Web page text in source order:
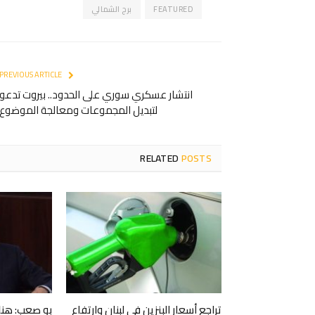
FEATURED برج الشمالي
انتشار عسكري سوري على الحدود.. بيروت تدعو
لتبديل المجموعات ومعالجة الموضوع
RELATEDPOSTS
تراجع أسعار البنزين في لبنان وارتفاع بو صعب: